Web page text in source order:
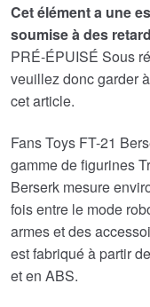
Cet élément a une
soumise à des
PRÉ-ÉPUISÉ Sous
veuillez donc garder
cet article.
Fans Toys FT-21
gamme de figurines
Berserk mesure
fois entre le mode
armes et des
est fabriqué à partir
et en ABS.